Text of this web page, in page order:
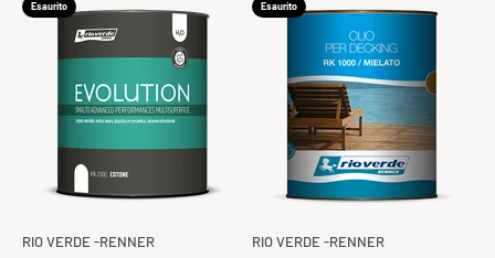
Esaurito
RIO VERDE -RENNER
Esaurito
RIO VERDE -RENNER